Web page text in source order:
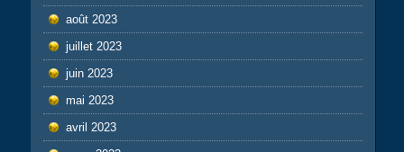
août 2023
juillet 2023
juin 2023
mai 2023
avril 2023